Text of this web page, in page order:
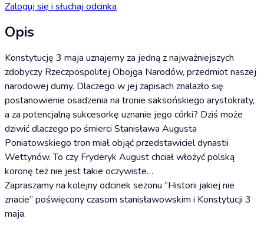
Zaloguj się i słuchaj odcinka
Opis
Konstytucję 3 maja uznajemy za jedną z najważniejszych
zdobyczy Rzeczpospolitej Obojga Narodów, przedmiot naszej
narodowej dumy. Dlaczego w jej zapisach znalazło się
postanowienie osadzenia na tronie saksońskiego arystokraty,
a za potencjalną sukcesorkę uznanie jego córki? Dziś może
dziwić dlaczego po śmierci Stanisława Augusta
Poniatowskiego tron miał objąć przedstawiciel dynastii
Wettynów. To czy Fryderyk August chciał włożyć polską
koronę też nie jest takie oczywiste…
Zapraszamy na kolejny odcinek sezonu “Historii jakiej nie
znacie” poświęcony czasom stanisławowskim i Konstytucji 3
maja.